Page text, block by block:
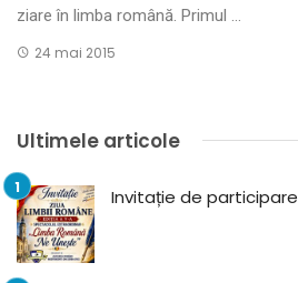
ziare în limba română. Primul ...
24 mai 2015
Ultimele articole
Invitație de participare